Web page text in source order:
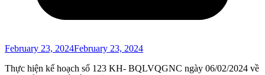
February 23, 2024February 23, 2024
Thực hiện kế hoạch số 123 KH- BQLVQGNC ngày 06/02/2024 về